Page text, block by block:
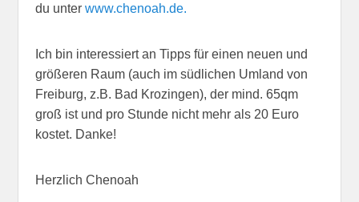
du unter www.chenoah.de.
Ich bin interessiert an Tipps für einen neuen und
größeren Raum (auch im südlichen Umland von
Freiburg, z.B. Bad Krozingen), der mind. 65qm
groß ist und pro Stunde nicht mehr als 20 Euro
kostet. Danke!
Herzlich Chenoah